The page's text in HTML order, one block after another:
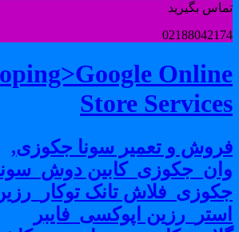
بگیرید
Store
و تعمیر سونا جکوزی,
دوش_سونا
تانک توکار_رزین
اپوکسی_فایبر